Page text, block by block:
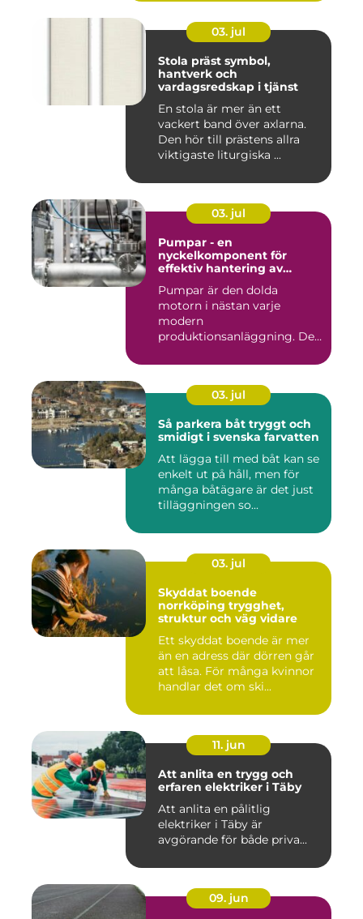
03. jul
Stola präst symbol,
hantverk och
vardagsredskap i tjänst
En stola är mer än ett
vackert band över axlarna.
Den hör till prästens allra
viktigaste liturgiska ...
03. jul
Pumpar - en
nyckelkomponent för
effektiv hantering av
Pumpar är den dolda
motorn i nästan varje
modern
produktionsanläggning. De
03. jul
Så parkera båt tryggt och
smidigt i svenska farvatten
Att lägga till med båt kan se
enkelt ut på håll, men för
många båtägare är det just
tilläggningen so...
03. jul
Skyddat boende
norrköping trygghet,
struktur och väg vidare
Ett skyddat boende är mer
än en adress där dörren går
att låsa. För många kvinnor
handlar det om ski...
11. jun
Att anlita en trygg och
erfaren elektriker i Täby
Att anlita en pålitlig
elektriker i Täby är
avgörande för både priva...
09. jun